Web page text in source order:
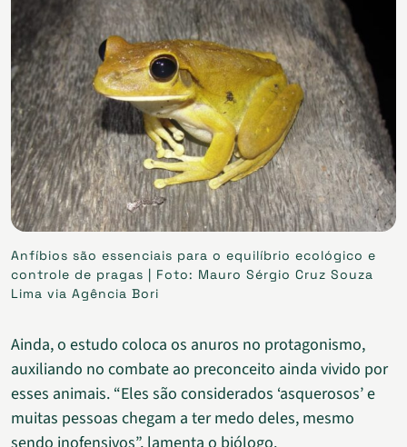
Anfíbios são essenciais para o equilíbrio ecológico e
controle de pragas | Foto: Mauro Sérgio Cruz Souza
Lima via Agência Bori
Ainda, o estudo coloca os anuros no protagonismo,
auxiliando no combate ao preconceito ainda vivido por
esses animais. “Eles são considerados ‘asquerosos’ e
muitas pessoas chegam a ter medo deles, mesmo